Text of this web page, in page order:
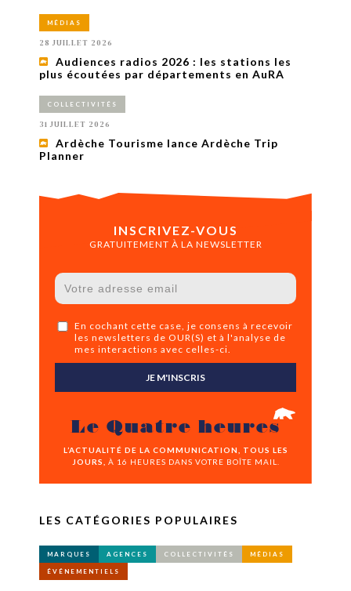
MÉDIAS
28 JUILLET 2026
Audiences radios 2026 : les stations les
plus écoutées par départements en AuRA
COLLECTIVITÉS
31 JUILLET 2026
Ardèche Tourisme lance Ardèche Trip
Planner
INSCRIVEZ-VOUS
GRATUITEMENT À LA NEWSLETTER
En cochant cette case, je consens à recevoir
les newsletters de OUR(S) et à l'analyse de
mes interactions avec celles-ci.
JE M'INSCRIS
Le Quatre heures
L’ACTUALITÉ DE LA COMMUNICATION, TOUS LES
JOURS,
À 16 HEURES DANS VOTRE BOÎTE MAIL.
LES CATÉGORIES POPULAIRES
MARQUES AGENCES COLLECTIVITÉS MÉDIAS
ÉVÉNEMENTIELS